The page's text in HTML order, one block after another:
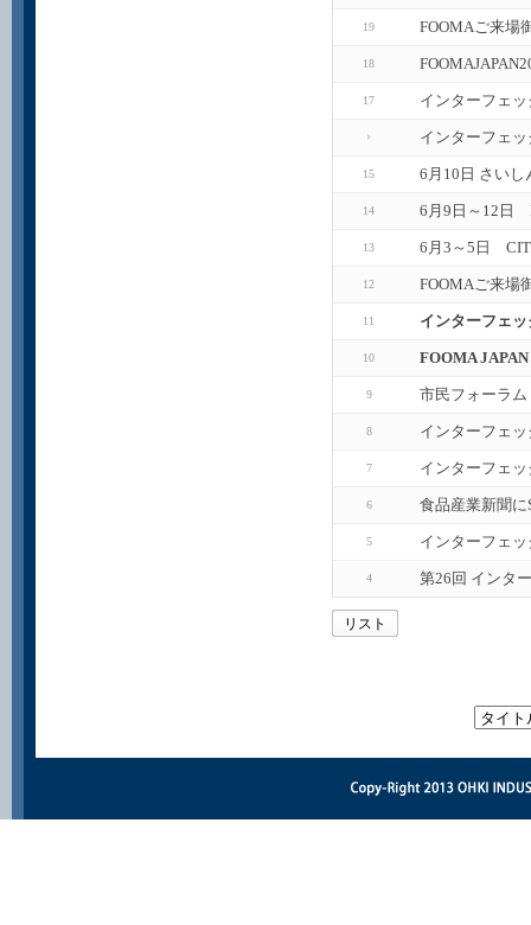
19 FOOMAご来場
18
17 インターフェ
インターフェ
15 6月10日 さいし
14 6月9日～12日
13 6月3～5日
12 FOOMAご来場
11 インターフェ
10 FOOMA
9 市民フォーラ
8 インターフェ
7 インターフェ
6 食品産業新聞
5 インターフェ
4 第26回 インタ
リスト